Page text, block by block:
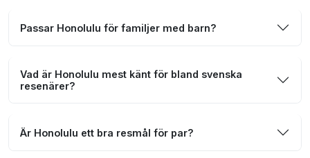
Passar Honolulu för familjer med barn?
Vad är Honolulu mest känt för bland svenska
resenärer?
Är Honolulu ett bra resmål för par?